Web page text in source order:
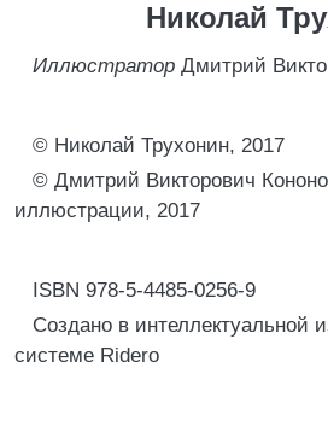
Николай
Иллюстратор Дмитрий
© Николай Трухонин, 2017
© Дмитрий Викторович
иллюстрации, 2017
ISBN 978-5-4485-0256-9
Создано в интеллектуальной
системе Ridero